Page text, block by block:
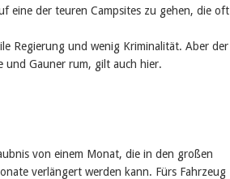
eine der teuren Campsites zu gehen, die oft
Regierung und wenig Kriminalität. Aber der
und Gauner rum, gilt auch hier.
von einem Monat, die in den großen
verlängert werden kann. Fürs Fahrzeug